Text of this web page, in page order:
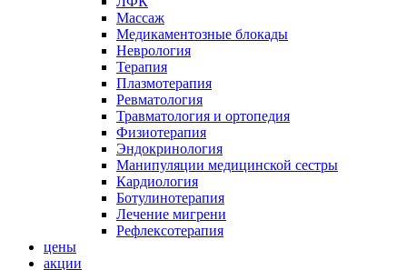
Массаж
Медикаментозные блокады
Неврология
Терапия
Плазмотерапия
Ревматология
Травматология и ортопедия
Физиотерапия
Эндокринология
Манипуляции медицинской сестры
Кардиология
Ботулинотерапия
Лечение мигрени
Рефлексотерапия
цены
акции